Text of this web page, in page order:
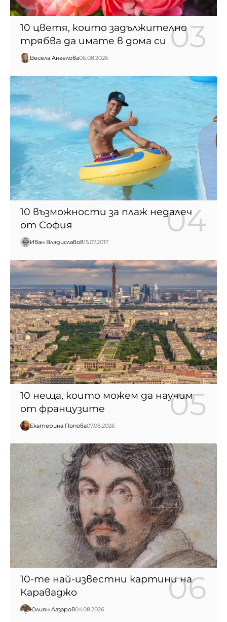
10 цветя, които задължително
трябва да имате в дома си
Весела Ангелова06.08.2026
10 възможности за плаж недалеч
от София
Иван Владиславов15.07.2017
10 неща, които можем да научим
от французите
Екатерина Попова07.08.2026
10-те най-известни картини на
Караваджо
Юлиян Лазаров04.08.2026